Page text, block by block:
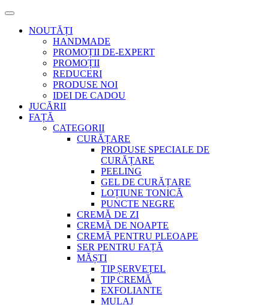
NOUTĂȚI
HANDMADE
PROMOȚII DE-EXPERT
PROMOȚII
REDUCERI
PRODUSE NOI
IDEI DE CADOU
JUCĂRII
FAȚĂ
CATEGORII
CURĂȚARE
PRODUSE SPECIALE DE
CURĂȚARE
PEELING
GEL DE CURĂȚARE
LOȚIUNE TONICĂ
PUNCTE NEGRE
CREMĂ DE ZI
CREMĂ DE NOAPTE
CREMĂ PENTRU PLEOAPE
SER PENTRU FAȚĂ
MĂȘTI
TIP ȘERVEȚEL
TIP CREMĂ
EXFOLIANTE
MULAJ